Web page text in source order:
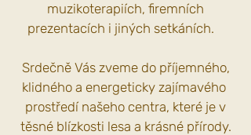
muzikoterapiích, firemních
prezentacích i jiných setkáních.
Srdečně Vás zveme do příjemného,
klidného a energeticky zajímavého
prostředí našeho centra, které je v
těsné blízkosti lesa a krásné přírody.